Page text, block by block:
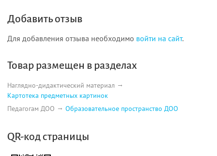
Добавить отзыв
Для добавления отзыва необходимо войти на сайт.
Товар размещен в разделах
Наглядно-дидактический материал
Картотека предметных картинок
Педагогам ДОО
Образовательное пространство ДОО
QR-код страницы